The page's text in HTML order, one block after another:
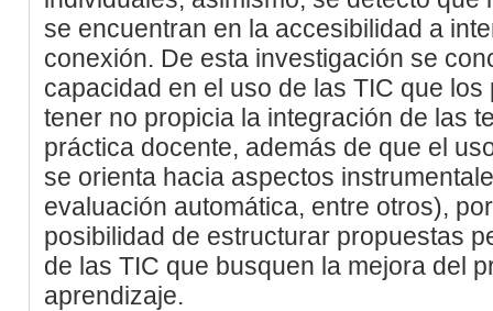
se encuentran en la accesibilidad a
conexión. De esta investigación se
capacidad en el uso de las TIC que
tener no propicia la integración de las
práctica docente, además de que el
se orienta hacia aspectos
evaluación automática, entre otros),
posibilidad de estructurar propuestas
de las TIC que busquen la mejora del
aprendizaje.